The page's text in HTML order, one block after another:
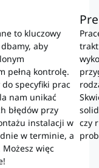
to kluczowy
aby
pełną kontrolę.
specyfiki prac
nam unikać
błędów przy
instalacji w
w terminie, a
więc
czy